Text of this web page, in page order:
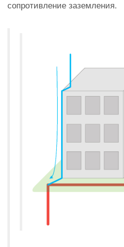
сопротивление заземления.